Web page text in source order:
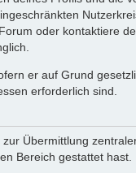
oder kontaktiere
er auf Grund
erforderlich sind.
Übermittlung
Bereich gestattet hast.